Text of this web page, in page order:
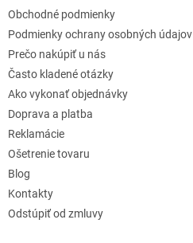
Obchodné podmienky
Podmienky ochrany osobných údajov
Prečo nakúpiť u nás
Často kladené otázky
Ako vykonať objednávky
Doprava a platba
Reklamácie
Ošetrenie tovaru
Blog
Kontakty
Odstúpiť od zmluvy